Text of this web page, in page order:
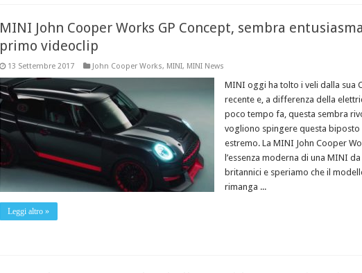
MINI John Cooper Works GP Concept, sembra
primo videoclip
13 Settembre 2017 John Cooper Works, MINI, MINI News
MINI oggi ha tolto i veli dalla sua
recente e, a differenza della
poco tempo fa, questa sembra
vogliono spingere questa
estremo. La MINI John Cooper
l’essenza moderna di una MINI
britannici e speriamo che il
rimanga ...
Leggi altro »